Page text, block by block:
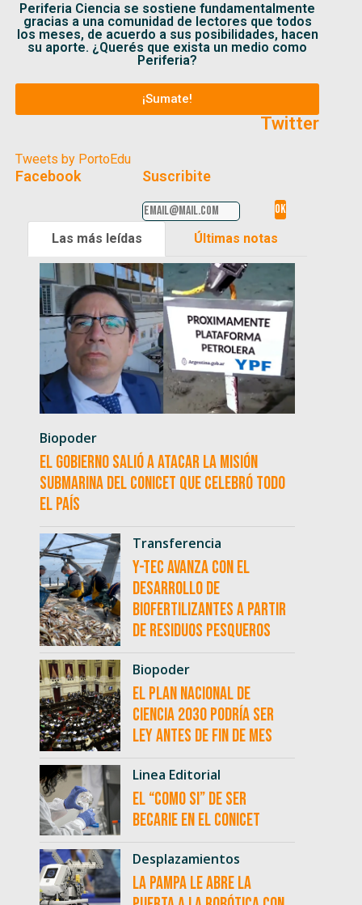
Periferia Ciencia se sostiene fundamentalmente
gracias a una comunidad de lectores que todos
los meses, de acuerdo a sus posibilidades, hacen
su aporte. ¿Querés que exista un medio como
Periferia?
¡Sumate!
Twitter
Tweets by PortoEdu
Facebook Suscribite
Las más leídas Últimas notas
Biopoder
El Gobierno salió a atacar la misión
submarina del CONICET que celebró todo
el país
Transferencia
Y-TEC avanza con el
desarrollo de
biofertilizantes a partir
de residuos pesqueros
Biopoder
El Plan Nacional de
Ciencia 2030 podría ser
ley antes de fin de mes
Linea Editorial
El “como si” de ser
becarie en el CONICET
Desplazamientos
La Pampa le abre la